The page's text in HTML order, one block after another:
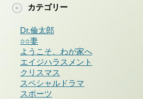
カテゴリー
Dr.倫太郎
○○妻
ようこそ、わが家へ
エイジハラスメント
クリスマス
スペシャルドラマ
スポーツ